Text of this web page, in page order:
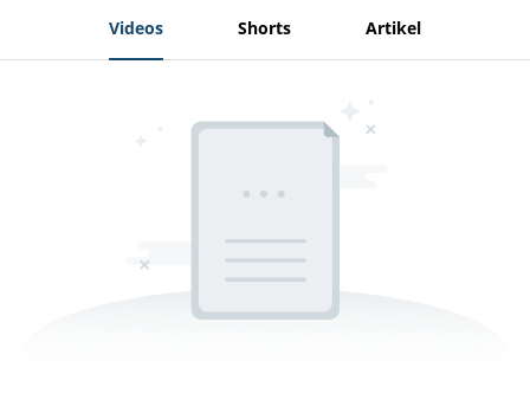
Videos Shorts Artikel